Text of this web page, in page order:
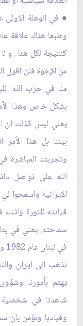
● في الوهلة الاولى
وطبعا هناك علاقة
كنتيجة لكل هذا.
من الإخوة فلن اقول
منا في حزب الله
بشكل خاص وهذا
يعني ليس كذلك ان
بيننا بل هذا
وتجربتنا
الله على تواصل
الإيرانية واسمحوا
قيادته للثورة
سماحته. يعني في
نذهب الى ايران
يهتم بأمورنا
شاهدنا في شخصية
وقياديا ونؤمن بان